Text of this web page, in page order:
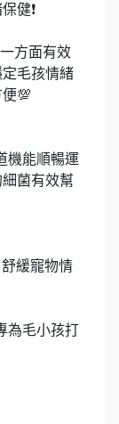
健❗️
一方面有效
毛孩情緒
💯
機能順暢運
菌有效幫
緩寵物情
為毛小孩打